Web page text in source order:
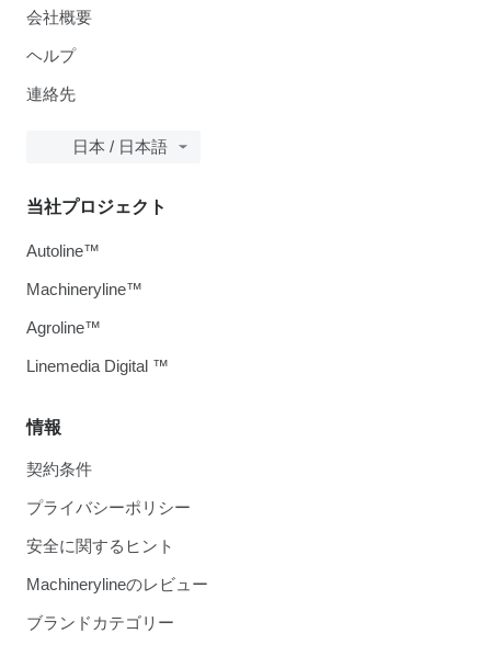
会社概要
ヘルプ
連絡先
日本 / 日本語
情報
契約条件
プライバシーポリシー
安全に関するヒント
Machinerylineのレビュー
ブランドカテゴリー
当社プロジェクト
Autoline™
Machineryline™
Agroline™
Linemedia Digital ™